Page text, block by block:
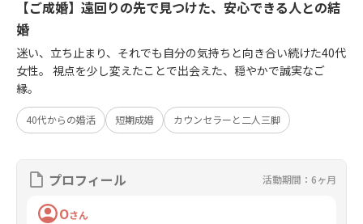
【ご成婚】遠回りの先で見つけた、安心できる人との結
婚
迷い、立ち止まり、それでも自分の気持ちと向き合い続けた40代
女性。 視点を少し変えたことで出会えた、穏やかで誠実なご
縁。
40代からの婚活 短期成婚 カウンセラーと二人三脚
プロフィール 活動期間：6ヶ月
Oさん